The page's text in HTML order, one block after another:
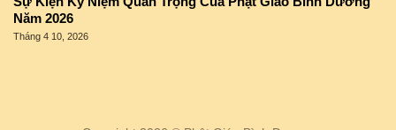
Năm 2026
Tháng 4 10, 2026